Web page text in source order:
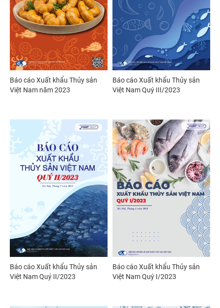
Báo cáo Xuất khẩu Thủy sản
Việt Nam năm 2023
Báo cáo Xuất khẩu Thủy sản
Việt Nam Quý III/2023
Báo cáo Xuất khẩu Thủy sản
Việt Nam Quý II/2023
Báo cáo Xuất khẩu Thủy sản
Việt Nam Quý I/2023